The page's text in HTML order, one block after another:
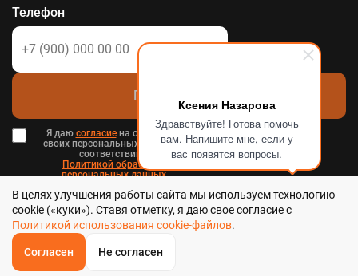
Ксения Назарова
Здравствуйте! Готова помочь
вам. Напишите мне, если у
вас появятся вопросы.
ОБРАТНЫЙЗВОНОК
Телефон
Позвоните мне
Я даю согласиена обработку
своих персональных данных в
соответствии с
Политикой обработки
персональных данных
Пользовательским соглашением .
Стальтека - библиотека стальных решений в Хабаровске, 2026
Главная
В целях улучшения работы сайта мы используем технологию
cookie («куки»). Ставя отметку, я даю свое согласие с
Политикой использования cookie-файлов.
Согласен Не согласен